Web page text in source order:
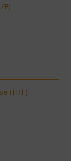
F)
(H/F)